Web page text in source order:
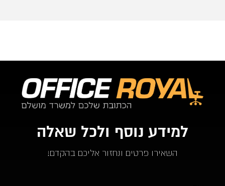
למידע נוסף ולכל שאלה
השאירו פרטים ונחזור אליכם בהקדם!